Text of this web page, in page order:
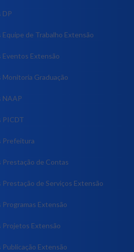
DP
Equipe de Trabalho Extensão
Eventos Extensão
Monitoria Graduação
NAAP
PICDT
Prefeitura
Prestação de Contas
Prestação de Serviços Extensão
Programas Extensão
Projetos Extensão
Publicação Extensão